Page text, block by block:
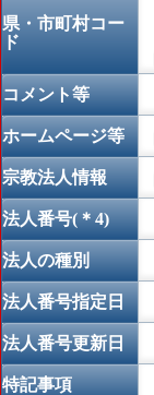
県・市町村コー
ド
コメント等
ホームページ等
宗教法人情報
法人番号(＊4)
法人の種別
法人番号指定日
法人番号更新日
特記事項